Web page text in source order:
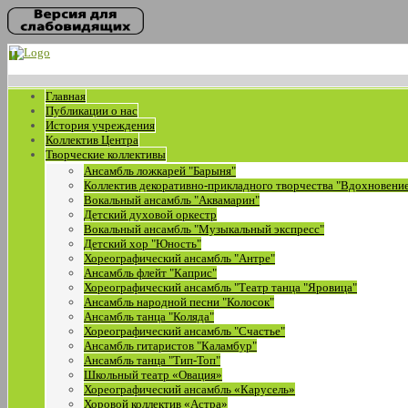
Главная
Публикации о нас
История учреждения
Коллектив Центра
Творческие коллективы
Ансамбль ложкарей "Барыня"
Коллектив декоративно-прикладного творчества
Вокальный ансамбль "Аквамарин"
Детский духовой оркестр
Вокальный ансамбль "Музыкальный экспресс"
Детский хор "Юность"
Хореографический ансамбль "Антре"
Ансамбль флейт "Каприс"
Хореографический ансамбль "Театр танца "Яровица"
Ансамбль народной песни "Колосок"
Ансамбль танца "Коляда"
Хореографический ансамбль "Счастье"
Ансамбль гитаристов "Каламбур"
Ансамбль танца "Тип-Топ"
Школьный театр «Овация»
Хореографический ансамбль «Карусель»
Хоровой коллектив «Астра»